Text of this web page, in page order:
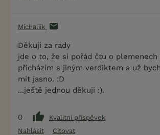
Michaliik
Děkuji za rady
jde o to, že si pořád čtu o plemenech
přicházím s jiným verdiktem a už
mít jasno. :D
...ještě jednou děkuji :).
0
Kvalitní příspěvek
Nahlásit
Citovat